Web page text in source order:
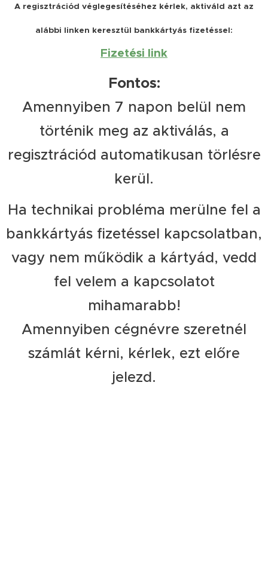
A regisztrációd véglegesítéséhez kérlek, aktiváld azt az
alábbi linken keresztül bankkártyás fizetéssel:
Fizetési link
Fontos:
Amennyiben 7 napon belül nem
történik meg az aktiválás, a
regisztrációd automatikusan törlésre
kerül.
Ha technikai probléma merülne fel a
bankkártyás fizetéssel kapcsolatban,
vagy nem működik a kártyád, vedd
fel velem a kapcsolatot
mihamarabb!
Amennyiben cégnévre szeretnél
számlát kérni, kérlek, ezt előre
jelezd.